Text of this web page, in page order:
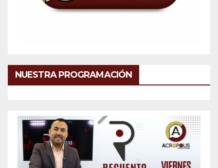
NUESTRA PROGRAMACIÓN